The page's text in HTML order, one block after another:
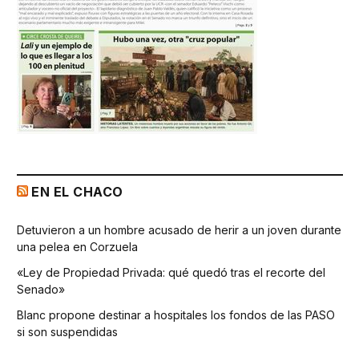
EN EL CHACO
Detuvieron a un hombre acusado de herir a un joven durante
una pelea en Corzuela
«Ley de Propiedad Privada: qué quedó tras el recorte del
Senado»
Blanc propone destinar a hospitales los fondos de las PASO
si son suspendidas